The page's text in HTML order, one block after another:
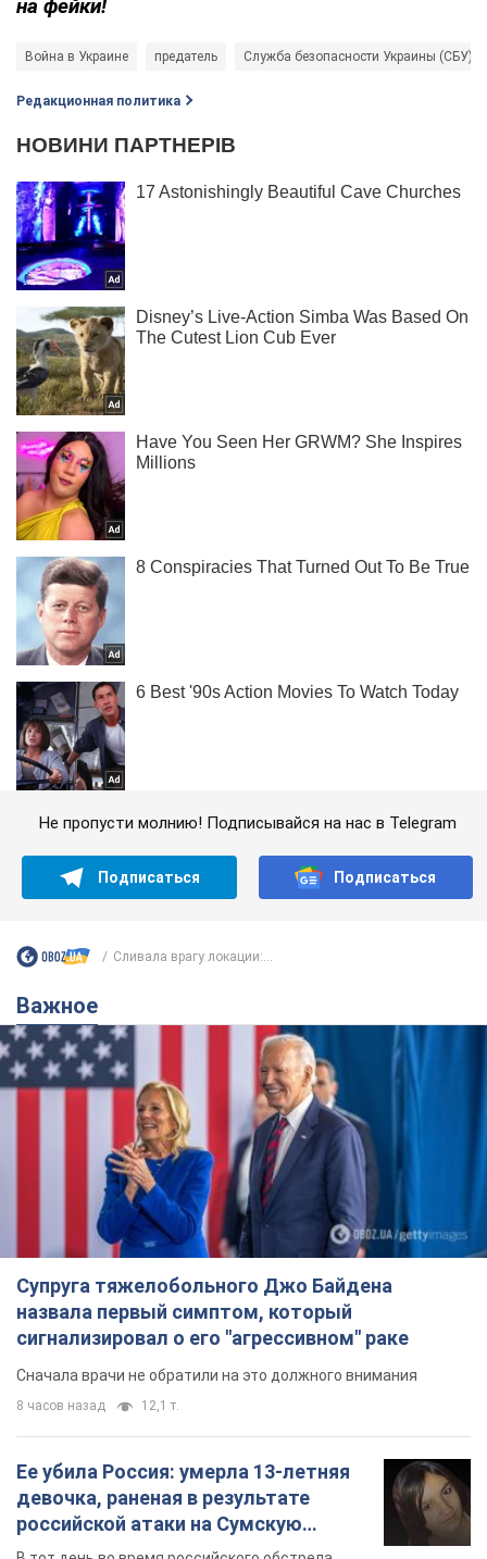
на фейки!
Война в Украине предатель Служба безопасности Украины (СБУ)
Редакционная политика
Не пропусти молнию! Подписывайся на нас в Telegram
Подписаться Подписаться
Сливала врагу локации:...
Важное
Супруга тяжелобольного Джо Байдена
назвала первый симптом, который
сигнализировал о его "агрессивном" раке
Сначала врачи не обратили на это должного внимания
8 часов назад 12,1 т.
Ее убила Россия: умерла 13-летняя
девочка, раненая в результате
российской атаки на Сумскую
область. Фото